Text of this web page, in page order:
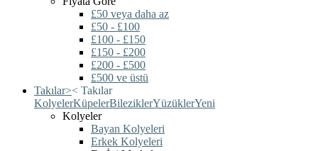
£50 veya daha az
£50 - £100
£100 - £150
£150 - £200
£200 - £500
£500 ve üstü
Takılar>< Takılar
KolyelerKüpelerBileziklerYüzüklerYeni
Kolyeler
Bayan Kolyeleri
Erkek Kolyeleri